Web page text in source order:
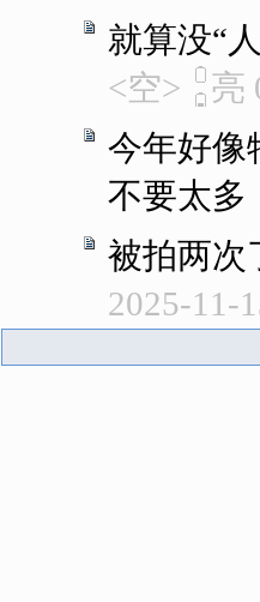
就算没“
<空>
亮
今年好像
不要太多
被拍两
2025-11-